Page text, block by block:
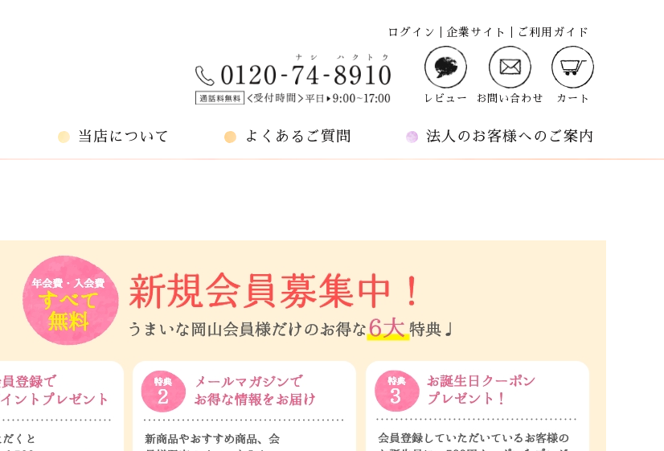
ログイン 企業サイト ご利用ガイド
レビュー お問い合わせ カート
当店について よくあるご質問 法人のお客様へのご案内